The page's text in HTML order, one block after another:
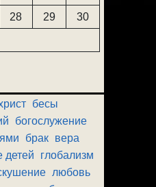
28 29
30
бесы
богослужение
брак вера
детей
глобализм
любовь